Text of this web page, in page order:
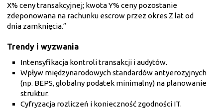
X% ceny transakcyjnej; kwota Y% ceny pozostanie
zdeponowana na rachunku escrow przez okres Z lat od
dnia zamknięcia.”
Trendy i wyzwania
Intensyfikacja kontroli transakcji i audytów.
Wpływ międzynarodowych standardów antyerozyjnych
(np. BEPS, globalny podatek minimalny) na planowanie
struktur.
Cyfryzacja rozliczeń i konieczność zgodności IT.